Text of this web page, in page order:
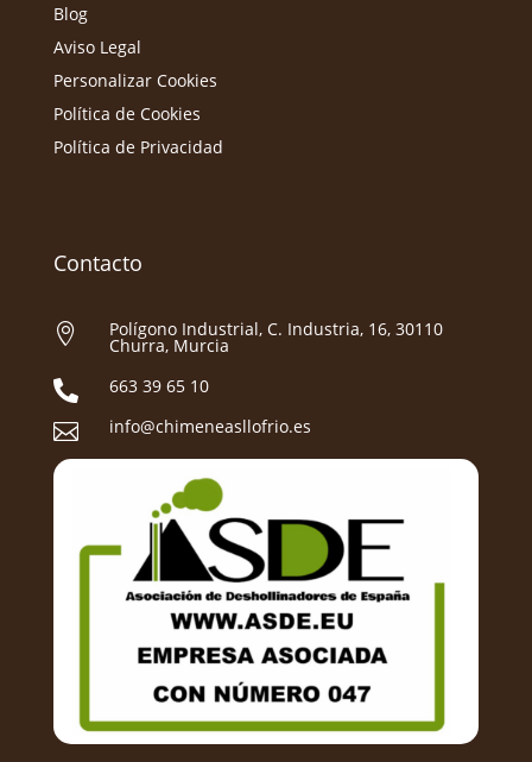
Blog
Aviso Legal
Personalizar Cookies
Política de Cookies
Política de Privacidad
Contacto
 Polígono Industrial, C. Industria, 16, 30110
Churra, Murcia
 663 39 65 10
 info@chimeneasllofrio.es